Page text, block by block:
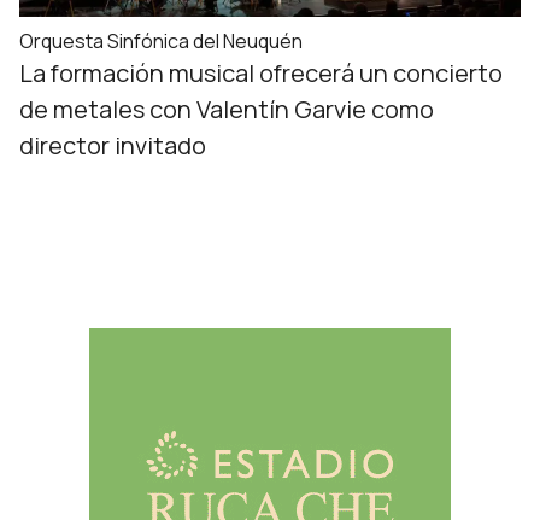
Orquesta Sinfónica del Neuquén
La formación musical ofrecerá un concierto
de metales con Valentín Garvie como
director invitado